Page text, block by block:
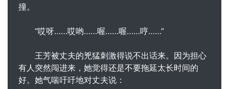
撞。
“哎呀……哎哟……喔……喔……哼……”
王芳被丈夫的兇猛刺激得说不出话来。因为担心
有人突然闯进来，她觉得还是不要拖延太长时间的
好。她气喘吁吁地对丈夫说：